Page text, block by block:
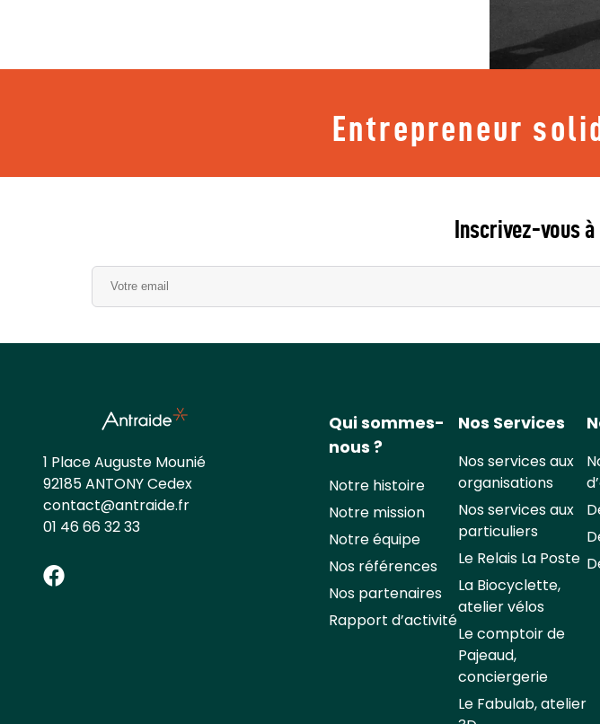
Entrepreneur
Inscrivez-vous
Alternative:
1 Place Auguste Mounié
92185 ANTONY Cedex
contact@antraide.fr
01 46 66 32 33
Qui sommes-
nous ?
Notre histoire
Notre mission
Notre équipe
Nos références
Nos partenaires
Rapport d’activité
Nos Services
Nos services aux
organisations
Nos services aux
particuliers
Le Relais La Poste
La Biocyclette,
atelier vélos
Le comptoir de
Pajeaud,
conciergerie
Le Fabulab, atelier